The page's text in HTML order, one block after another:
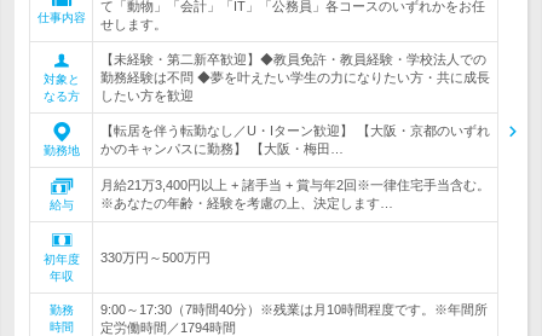
仕事内容
て「動物」「会計」「IT」「公務員」各コースのいずれかをお任
せします。
対象と
なる方
【未経験・第二新卒歓迎】◆教員免許・教員経験・学校法人での
勤務経験は不問 ◆夢を叶えたい学生の力になりたい方・共に成長
したい方を歓迎
勤務地
【転居を伴う転勤なし／U・Iターン歓迎】 【大阪・京都のいずれ
かのキャンパスに勤務】 【大阪・梅田…
給与
月給21万3,400円以上 + 諸手当 + 賞与年2回※一律住宅手当含む。
※あなたの年齢・経験を考慮の上、決定します…
初年度
年収
330万円～500万円
勤務
時間
9:00～17:30（7時間40分）※残業は月10時間程度です。※年間所
定労働時間／1794時間